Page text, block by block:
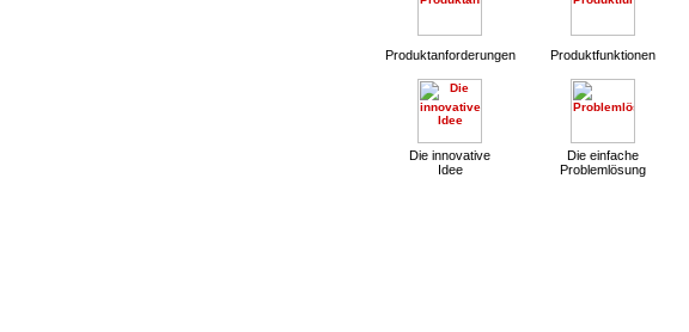
Produktanforderungen Produktfunktionen
Die innovative
Idee
Die einfache
Problemlösung